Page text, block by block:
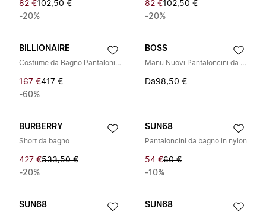
82 €102,50 €
-20%
82 €102,50 €
-20%
BILLIONAIRE
Costume da Bagno Pantaloni Lunghi Palme
167 €417 €
-60%
BOSS
Manu Nuovi Pantaloncini da Bagno
Da98,50 €
BURBERRY
Short da bagno
427 €533,50 €
-20%
SUN68
Pantaloncini da bagno in nylon
54 €60 €
-10%
SUN68 SUN68